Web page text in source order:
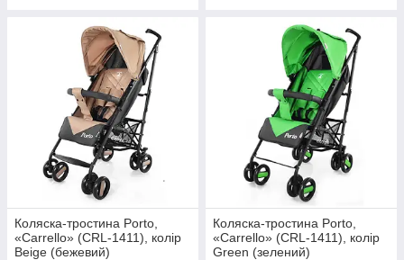
Коляска-тростина Porto,
«Carrello» (CRL-1411), колір
Beige (бежевий)
Коляска-тростина Porto,
«Carrello» (CRL-1411), колір
Green (зелений)